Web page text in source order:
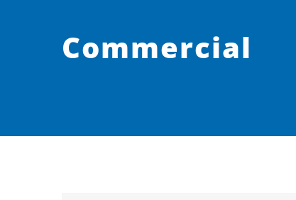
Commercial